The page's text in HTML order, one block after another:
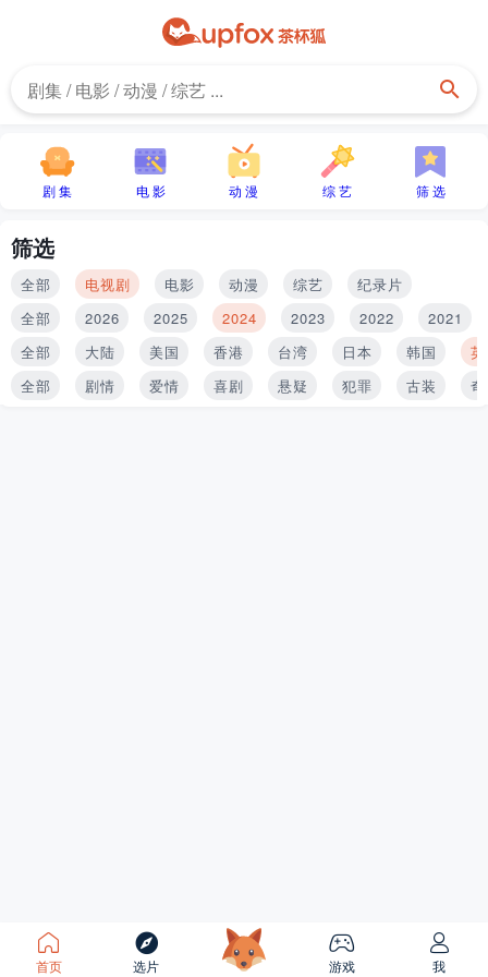
剧 集 电 影 动 漫 综 艺 筛 选
筛选
全部 电视剧 电影 动漫 综艺
纪录片
全部
2026 2025 2024 2023 2022
2021
全部
大陆 美国 香港 台湾 日本 韩国
全部
剧情 爱情 喜剧 悬疑 犯罪 古装
首页 选片 游戏 我